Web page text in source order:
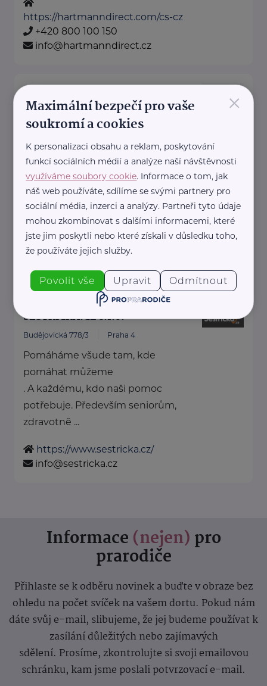
https://hartmanndirect.com/cs-cz
+420 800 100 150
info@hartmanndirect.cz
RADA SENIORŮ ČR
Politických vězňů 1419/11 Praha 1
Poskytujeme bezplatné sociálně-
právní poradentství pro seniory
po celé ČR.
Vydáváme časopis Doba seniorů.
Akreditované poradny RS ...
https://www.rscr.cz/
rscr@rscr.cz
SESTŘIČKA.CZ s.r.o.
Budějovická 778/3 Praha 4
Pomáháme všude tam, kde
pomáhat můžeme
. A každému, kdo naši pomoc
potřebuje. Především seniorům,
zdravotně ...
https://www.sestricka.cz/
info@sestricka.cz
Informace (nejen) pro
prarodiče
Přihlaste se k odběru novinek a buďte v obraze bez
ohledu na počet svíček na vašem dortu. Pokud nám
dáte svůj e-mail, slibujeme, že jej budeme používat k
zasílání důležitých nebo zajímavých
sdělení. Prosíme, zkontrolujte si svoji emailovou
schránku, kam jsme poslali potvrzovací e-mail.
×
Maximální bezpečí pro vaše
soukromí a cookies
K personalizaci obsahu a reklam, poskytování
funkcí sociálních médií a analýze naší návštěvnosti
využíváme soubory cookie. Informace o tom, jak
náš web používáte, sdílíme se svými partnery pro
sociální média, inzerci a analýzy. Partneři tyto údaje
mohou zkombinovat s dalšími informacemi, které
jste jim poskytli nebo které získali v důsledku toho,
že používáte jejich služby.
Povolit vše Upravit Odmítnout